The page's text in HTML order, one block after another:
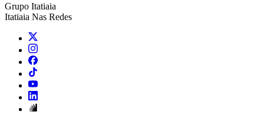
Grupo Itatiaia
Itatiaia Nas Redes